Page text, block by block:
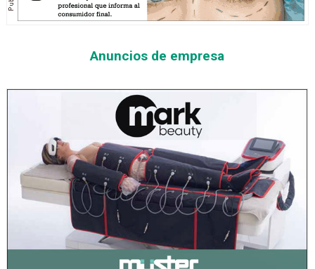
Anuncios de empresa